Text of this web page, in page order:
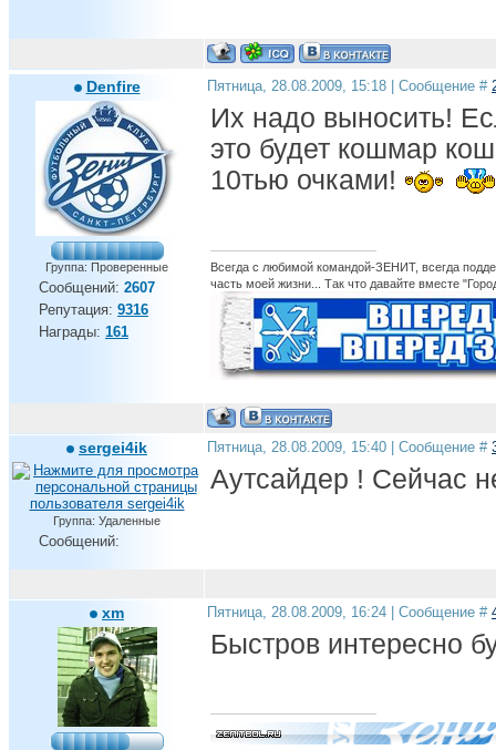
Denfire
Группа: Проверенные
Сообщений: 2607
Репутация: 9316
Награды: 161
Пятница, 28.08.2009, 15:18 | Сообщение #
Их надо выносить!
это будет кошмар
10тью очками!
Всегда с любимой командой-ЗЕНИТ, всегда
часть моей жизни... Так что давайте вместе
sergei4ik
Группа: Удаленные
Сообщений:
Пятница, 28.08.2009, 15:40 | Сообщение #
Аутсайдер ! Сейчас
xm Пятница, 28.08.2009, 16:24 | Сообщение #
Быстров интересно